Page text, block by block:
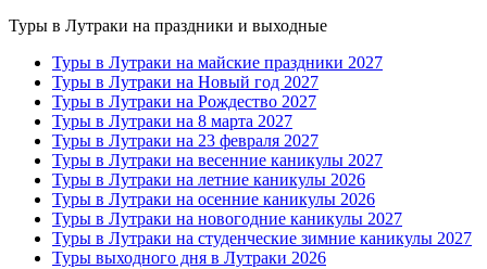
Туры в Лутраки на праздники и выходные
Туры в Лутраки на майские праздники 2027
Туры в Лутраки на Новый год 2027
Туры в Лутраки на Рождество 2027
Туры в Лутраки на 8 марта 2027
Туры в Лутраки на 23 февраля 2027
Туры в Лутраки на весенние каникулы 2027
Туры в Лутраки на летние каникулы 2026
Туры в Лутраки на осенние каникулы 2026
Туры в Лутраки на новогодние каникулы 2027
Туры в Лутраки на студенческие зимние каникулы 2027
Туры выходного дня в Лутраки 2026